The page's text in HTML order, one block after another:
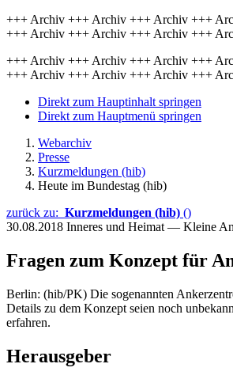
+++ Archiv +++ Archiv +++ Archiv +++
+++ Archiv +++ Archiv +++ Archiv +++
+++ Archiv +++ Archiv +++ Archiv +++
+++ Archiv +++ Archiv +++ Archiv +++
Direkt zum Hauptinhalt springen
Direkt zum Hauptmenü springen
Webarchiv
Presse
Kurzmeldungen (hib)
Heute im Bundestag (hib)
zurück zu: Kurzmeldungen (hib) ()
30.08.2018 Inneres und Heimat — Kleine
Fragen zum Konzept für
Berlin: (hib/PK) Die sogenannten
Details zu dem Konzept seien noch
erfahren.
Herausgeber